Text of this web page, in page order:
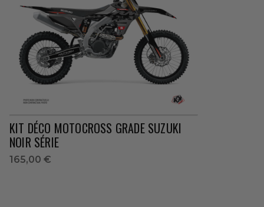
KIT DÉCO MOTOCROSS GRADE SUZUKI
NOIR SÉRIE
165,00 €